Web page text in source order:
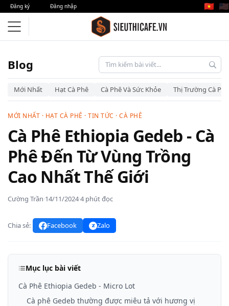
Đăng ký Đăng nhập 🇻🇳 🇺🇸
Blog
Mới Nhất Hạt Cà Phê Cà Phê Và Sức Khỏe Thị Trường Cà Phê
MỚI NHẤT · HẠT CÀ PHÊ · TIN TỨC · CÀ PHÊ
Cà Phê Ethiopia Gedeb - Cà
Phê Đến Từ Vùng Trồng
Cao Nhất Thế Giới
Cường Trần·14/11/2024·4 phút đọc
Chia sẻ: Facebook Zalo
Mục lục bài viết
Cà Phê Ethiopia Gedeb - Micro Lot
Cà phê Gedeb thường được miêu tả với hương vị